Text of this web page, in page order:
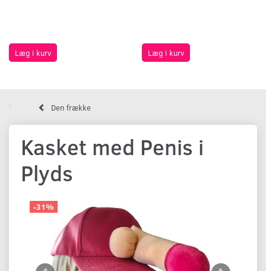
Læg i kurv Læg i kurv
Den frække
Kasket med Penis i
Plyds
-31%